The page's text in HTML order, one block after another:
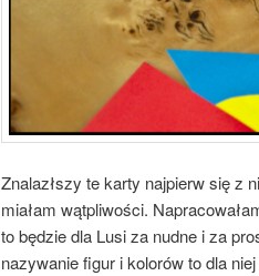
Znalazłszy te karty najpierw się z
miałam wątpliwości.
to będzie dla Lusi za nudne i za
nazywanie figur i kolorów to dla